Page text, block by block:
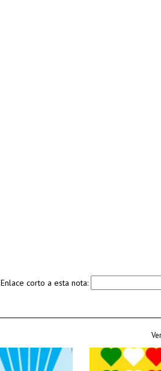
Enlace corto a esta nota: